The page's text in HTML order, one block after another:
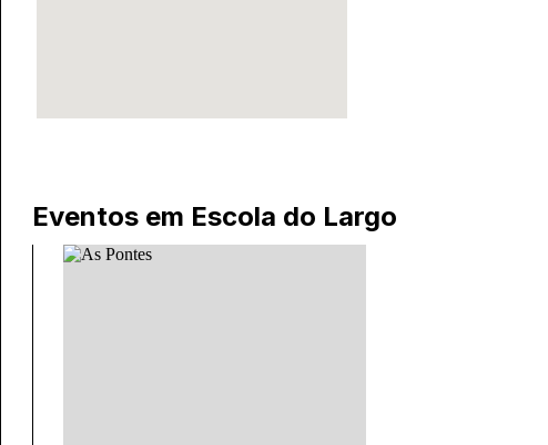
Eventos em Escola do Largo